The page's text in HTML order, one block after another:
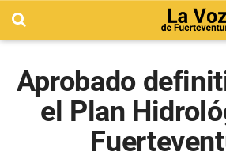
Aprobado
el Plan